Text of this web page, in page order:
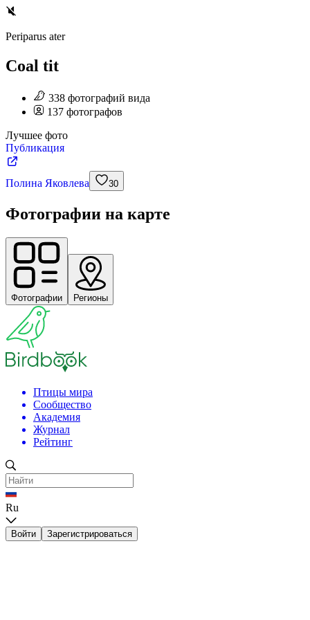
Periparus ater
Coal tit
338 фотографий вида
137 фотографов
Лучшее фото
Публикация
Полина Яковлева 30
Фотографии на карте
Фотографии Регионы
Птицы мира
Сообщество
Академия
Журнал
Рейтинг
Ru
Войти Зарегистрироваться